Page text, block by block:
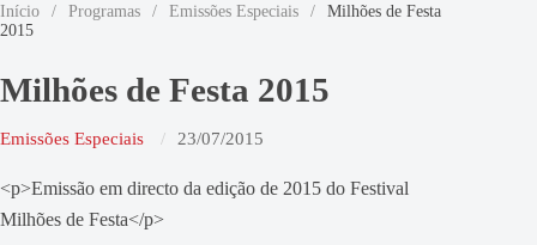
Início / Programas / Emissões Especiais /
Milhões de Festa
2015
Milhões de Festa 2015
Emissões Especiais 23/07/2015
<p>Emissão em directo da edição de 2015 do Festival
Milhões de Festa</p>